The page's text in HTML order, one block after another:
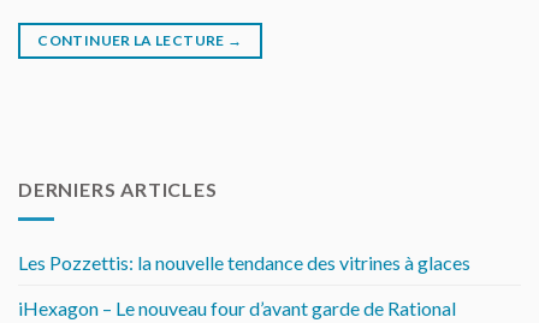
CONTINUER LA LECTURE →
DERNIERS ARTICLES
Les Pozzettis: la nouvelle tendance des vitrines à glaces
iHexagon – Le nouveau four d’avant garde de Rational